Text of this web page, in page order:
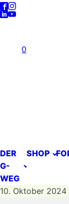
0
DER
G-
WEG
SHOP
10. Oktober 2024